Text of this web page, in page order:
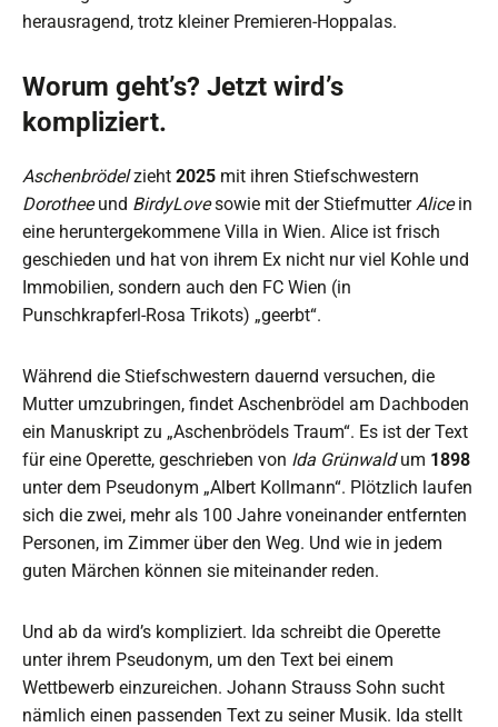
herausragend, trotz kleiner Premieren-Hoppalas.
Worum geht’s? Jetzt wird’s
kompliziert.
Aschenbrödelzieht 2025 mit ihren Stiefschwestern
Dorotheeund BirdyLovesowie mit der Stiefmutter Alicein
eine heruntergekommene Villa in Wien. Alice ist frisch
geschieden und hat von ihrem Ex nicht nur viel Kohle und
Immobilien, sondern auch den FC Wien (in
Punschkrapferl-Rosa Trikots) „geerbt“.
Während die Stiefschwestern dauernd versuchen, die
Mutter umzubringen, findet Aschenbrödel am Dachboden
ein Manuskript zu „Aschenbrödels Traum“. Es ist der Text
für eine Operette, geschrieben von Ida Grünwaldum 1898
unter dem Pseudonym „Albert Kollmann“. Plötzlich laufen
sich die zwei, mehr als 100 Jahre voneinander entfernten
Personen, im Zimmer über den Weg. Und wie in jedem
guten Märchen können sie miteinander reden.
Und ab da wird’s kompliziert. Ida schreibt die Operette
unter ihrem Pseudonym, um den Text bei einem
Wettbewerb einzureichen. Johann Strauss Sohn sucht
nämlich einen passenden Text zu seiner Musik. Ida stellt